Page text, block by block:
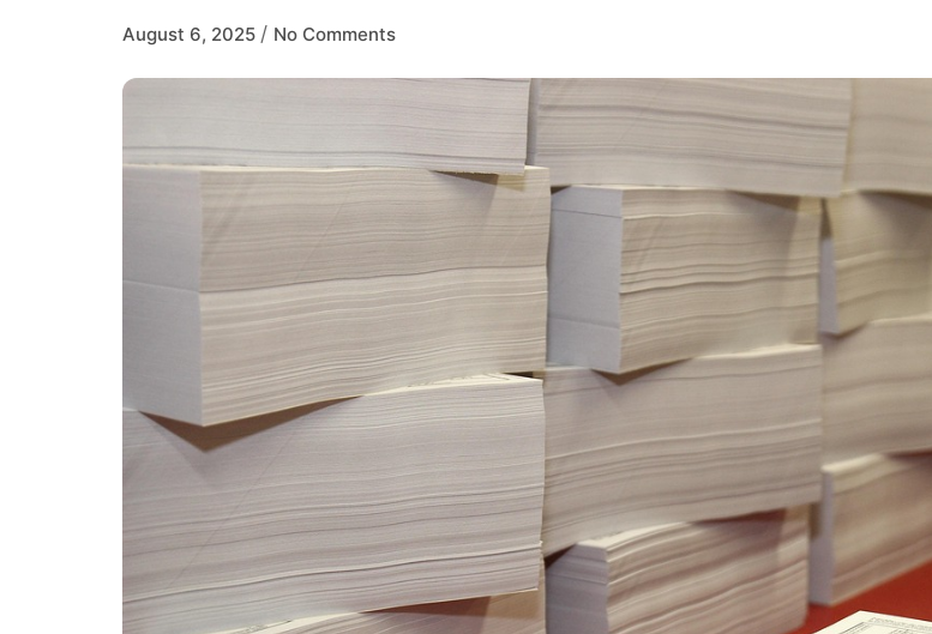
August 6, 2025 / No Comments